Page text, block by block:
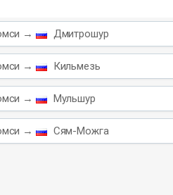
→ Дмитрошур
→ Кильмезь
→ Мульшур
→ Сям-Можга